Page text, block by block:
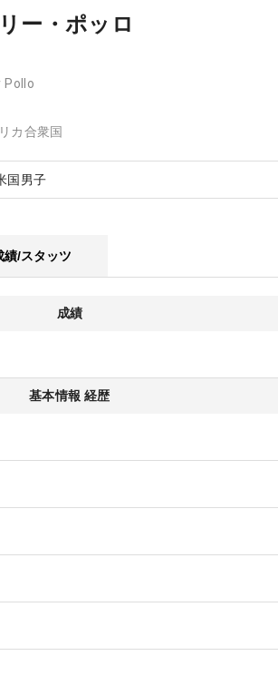
ー・ポッロ
Pollo
カ合衆国
国男子
績/スタッツ
成績
基本情報 経歴